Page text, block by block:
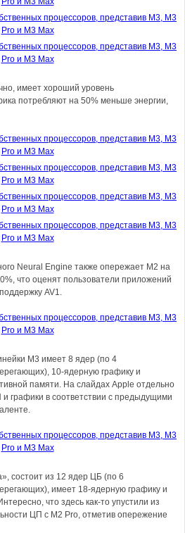
имеет хороший уровень
потребляют на 50% меньше энергии,
Neural Engine также опережает M2 на
что оценят пользователи приложений
AV1.
M3 имеет 8 ядер (по 4
10-ядерную графику и
памяти. На слайдах Apple отдельно
графики в соответствии с предыдущими
состоит из 12 ядер ЦБ (по 6
имеет 18-ядерную графику и
что здесь как-то упустили из
ЦП с M2 Pro, отметив опережение